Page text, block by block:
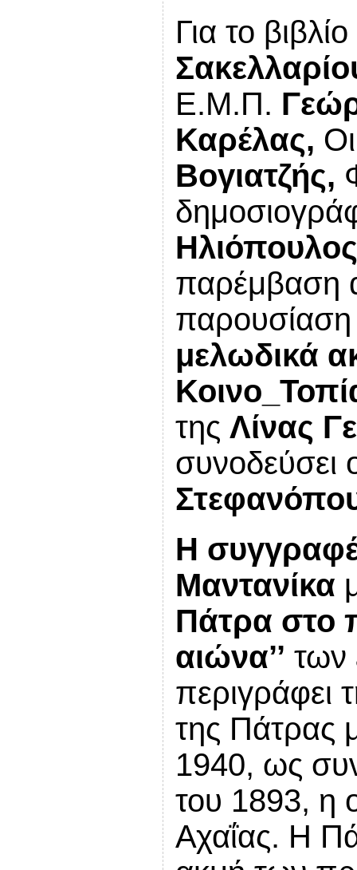
Για το
Ε.Μ.Π.
Καρέλας,
Βογιατζής,
Ηλιόπουλος
παρέμβαση
παρουσίαση
μελωδικά
της Λίνας
συνοδεύσει
Η
Μαντανίκα
Πάτρα στο
αιώνα’’ των
περιγράφει
της Πάτρας
1940, ως
του 1893, η
Αχαΐας. Η